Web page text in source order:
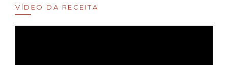
VÍDEO DA RECEITA